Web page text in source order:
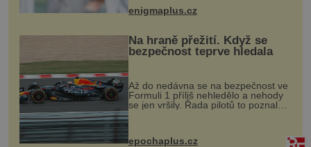
enigmaplus.cz
Na hraně přežití. Když se
bezpečnost teprve hledala
Až do nedávna se na bezpečnost ve
Formuli 1 příliš nehledělo a nehody
se jen vršily. Řada pilotů to poznala
na vlastní kůži, často s trvalými
následky nebo bohužel i ztrátou
života. Dnes nepochopiteln...
epochaplus.cz